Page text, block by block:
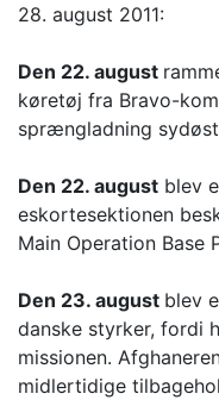
28. august 2011:
Den 22. august
køretøj fra Bravo-
sprængladning
Den 22. august blev
eskortesektionen
Main Operation Base
Den 23. august blev
danske styrker, fordi
missionen.
midlertidige